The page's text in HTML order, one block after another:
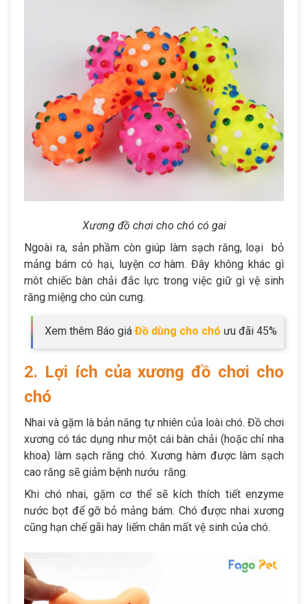
Xương đồ chơi cho chó có gai
Ngoài ra, sản phầm còn giúp làm sạch răng, loại bỏ
mảng bám có hại, luyện cơ hàm. Đây không khác gì
môt chiếc bàn chải đắc lực trong việc giữ gì vệ sinh
răng miệng cho cún cưng.
Xem thêm Báo giá Đồ dùng cho chó ưu đãi 45%
2. Lợi ích của xương đồ chơi cho
chó
Nhai và gặm là bản năng tự nhiên của loài chó. Đồ chơi
xương có tác dụng như một cái bàn chải (hoặc chỉ nha
khoa) làm sạch răng chó. Xương hàm được làm sạch
cao răng sẽ giảm bệnh nướu răng.
Khi chó nhai, gặm cơ thể sẽ kích thích tiết enzyme
nước bọt để gỡ bỏ mảng bám. Chó được nhai xương
cũng hạn chế gãi hay liếm chân mất vệ sinh của chó.